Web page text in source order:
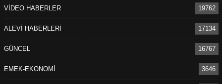
VİDEO HABERLER 19762
ALEVİ HABERLERİ 17134
GÜNCEL 16767
EMEK-EKONOMİ 3646